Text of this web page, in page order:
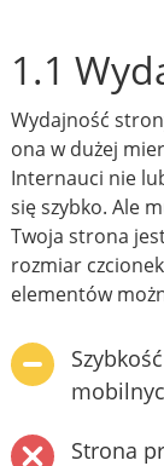
1.1
Wydajność
ona w dużej
Internauci nie
się szybko. Ale
Twoja strona
rozmiar
elementów
Strona